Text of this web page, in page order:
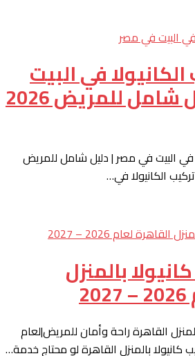
في البيت
في مصر | دليل شامل للمريض 2026
في البيت في مصر | دليل شامل للمريض
بالمنزل
القاهرة راحة وأمان للمريض|لعام